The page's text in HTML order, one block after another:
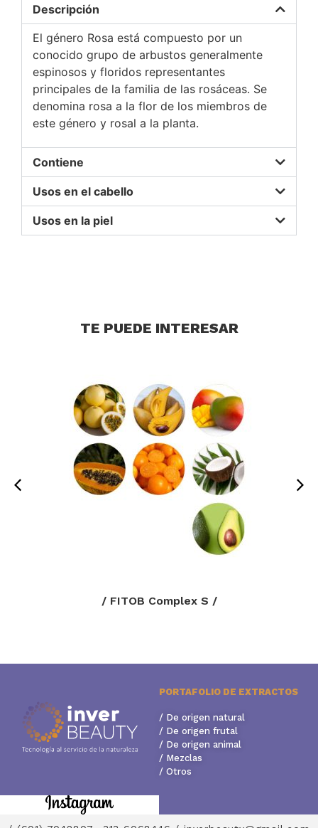
Descripción
El género Rosa está compuesto por un
conocido grupo de arbustos generalmente
espinosos y floridos representantes
principales de la familia de las rosáceas. Se
denomina rosa a la flor de los miembros de
este género y rosal a la planta.
Contiene
Usos en el cabello
Usos en la piel
TE PUEDE INTERESAR
/ FITOB Complex S /
PORTAFOLIO DE EXTRACTOS
/ De origen natural
/ De origen frutal
/ De origen animal
/ Mezclas
/ Otros